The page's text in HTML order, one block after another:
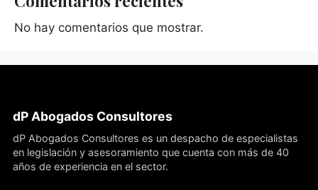
No hay comentarios que mostrar.
dP Abogados Consultores
dP Abogados Consultores es un despacho de especialistas
en legislación y asesoramiento que cuenta con más de 40
años de experiencia en el sector.